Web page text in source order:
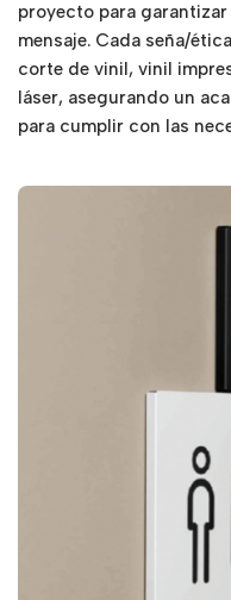
proyecto para
mensaje. Cada seña/
corte de vinil, vinil
láser, asegurando un
para cumplir con las